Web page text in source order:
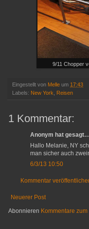
9/11 Chopper
Eingestellt von Melle um 17:43
Labels: New York Reisen
1 Kommentar:
Anonym hat
Hallo Melanie, NY
man sicher auch
6/3/13 10:50
Kommentar
Neuerer Post
Abonnieren Kommentare